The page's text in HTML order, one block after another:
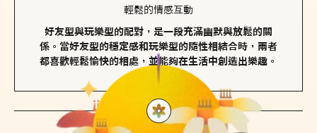
輕鬆的情感互動
好友型與玩樂型的配對，是一段充滿幽默與放鬆的關
係。當好友型的穩定感和玩樂型的隨性相結合時，兩者
都喜歡輕鬆愉快的相處，並能夠在生活中創造出樂趣。